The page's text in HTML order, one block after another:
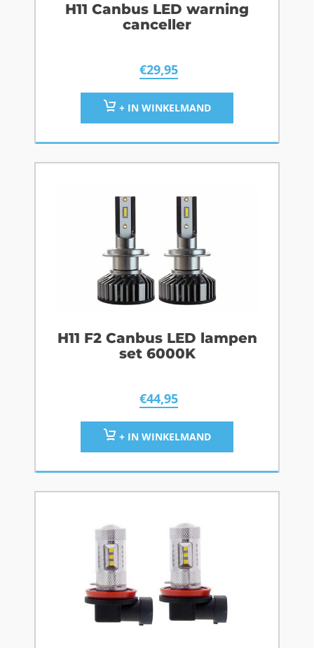
H11 Canbus LED warning
canceller
€29,95
+ IN WINKELMAND
H11 F2 Canbus LED lampen
set 6000K
€44,95
+ IN WINKELMAND